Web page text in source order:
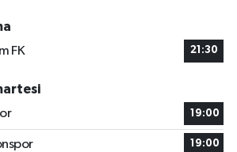
FK
21:30
19:00
19:00